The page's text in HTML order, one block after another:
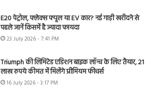
E20 पेट्रोल, फ्लेक्स फ्यूल या EV कार? नई गाड़ी खरीदने से
पहले जानें किसमें है ज्यादा फायदा
23 July 2026 - 7:41 PM
Triumph की लिमिटेड एडिशन बाइक लॉन्च के लिए तैयार, 21
लाख रुपये कीमत में मिलेंगे प्रीमियम फीचर्स
16 July 2026 - 3:17 PM